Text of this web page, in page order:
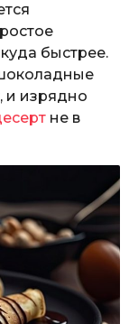
быстрее.
и изрядно
не в